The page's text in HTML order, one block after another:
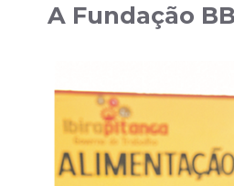
A Fundação